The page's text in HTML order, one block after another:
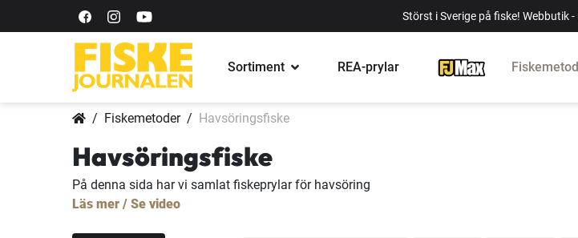
Störst i Sverige på fiske! Webbutik
Sortiment REA-prylar
Fiskemetoder Havsöringsfiske
Havsöringsfiske
På denna sida har vi samlat fiskeprylar för havsöring
Läs mer / Se video